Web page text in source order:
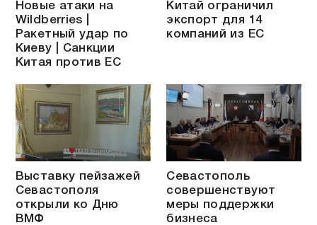
Новые атаки на
Wildberries |
Ракетный удар по
Киеву | Санкции
Китая против ЕС
Китай ограничил
экспорт для 14
компаний из ЕС
Выставку пейзажей
Севастополя
открыли ко Дню
ВМФ
Севастополь
совершенствуют
меры поддержки
бизнеса